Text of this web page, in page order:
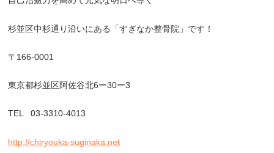
杉並区中杉通り沿いにある「すぎなか整骨院」です！
〒 166-0001
東京都杉並区阿佐谷北6ー30ー3
TEL 03-3310-4013
http://chiryouka-suginaka.net